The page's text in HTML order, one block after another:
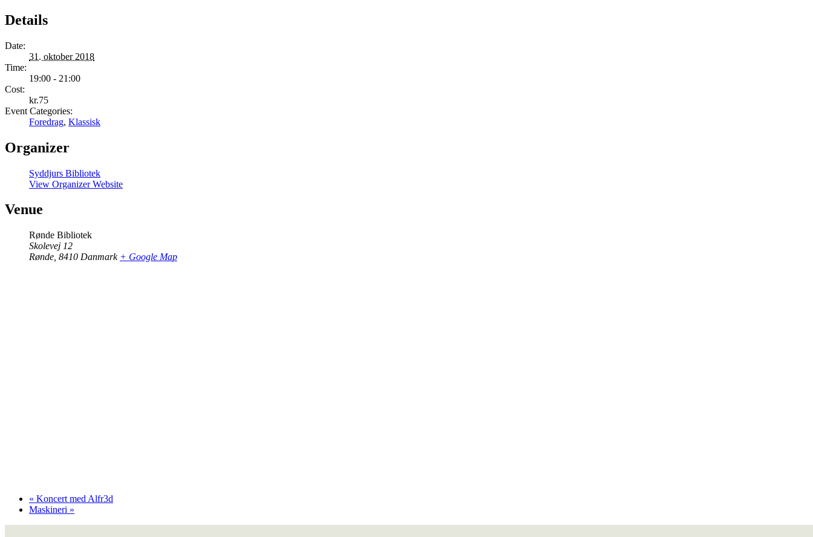
Details
Date:
31. oktober 2018
Time:
19:00 - 21:00
Cost:
kr.75
Event Categories:
Foredrag, Klassisk
Organizer
Syddjurs Bibliotek
View Organizer Website
Venue
Rønde Bibliotek
Skolevej 12
Rønde 8410 Danmark + Google Map
« Koncert med Alfr3d
Maskineri »